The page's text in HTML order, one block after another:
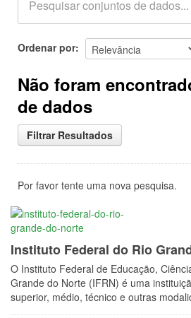
Ordenar por
Não foram
de dados
Filtrar Resultados
Por favor tente uma nova pesquisa.
Instituto Federal do Rio
O Instituto Federal de Educação,
Grande do Norte (IFRN) é uma
superior, médio, técnico e outras